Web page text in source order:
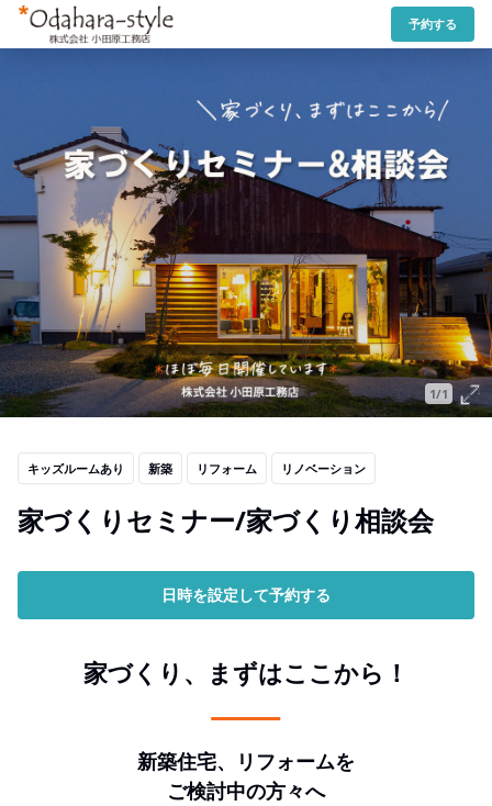
予約する
1/1
キッズルームあり 新築 リフォーム リノベーション
家づくりセミナー/家づくり相談会
日時を設定して予約する
家づくり、まずはここから！
新築住宅、
リフォームを
ご検討中の方々へ